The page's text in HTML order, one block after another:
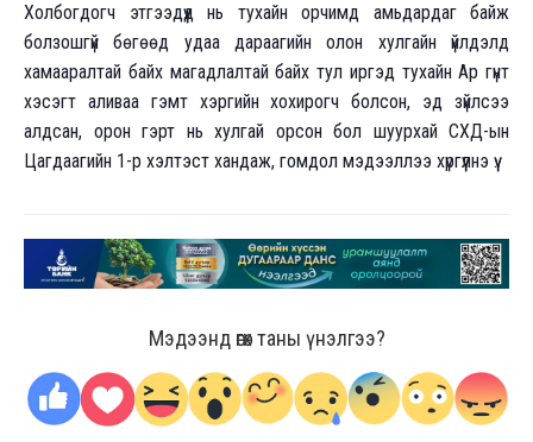
Холбогдогч этгээдүүд нь тухайн орчимд амьдардаг байж
болзошгүй бөгөөд удаа дараагийн олон хулгайн үйлдэлд
хамааралтай байх магадлалтай байх тул иргэд тухайн Ар гүнт
хэсэгт аливаа гэмт хэргийн хохирогч болсон, эд зүйлсээ
алдсан, орон гэрт нь хулгай орсон бол шуурхай СХД-ын
Цагдаагийн 1-р хэлтэст хандаж, гомдол мэдээллээ хүргүүлнэ үү.
Мэдээнд өгөх таны үнэлгээ?